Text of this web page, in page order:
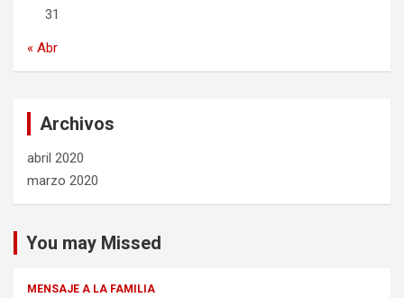
31
« Abr
Archivos
abril 2020
marzo 2020
You may Missed
MENSAJE A LA FAMILIA